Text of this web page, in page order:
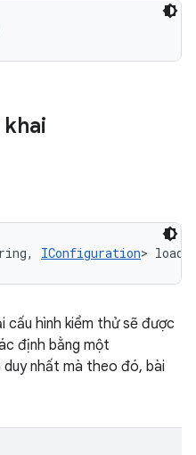
IConfiguration>
hình kiểm thử sẽ được
định bằng một
nhất mà theo đó, bài